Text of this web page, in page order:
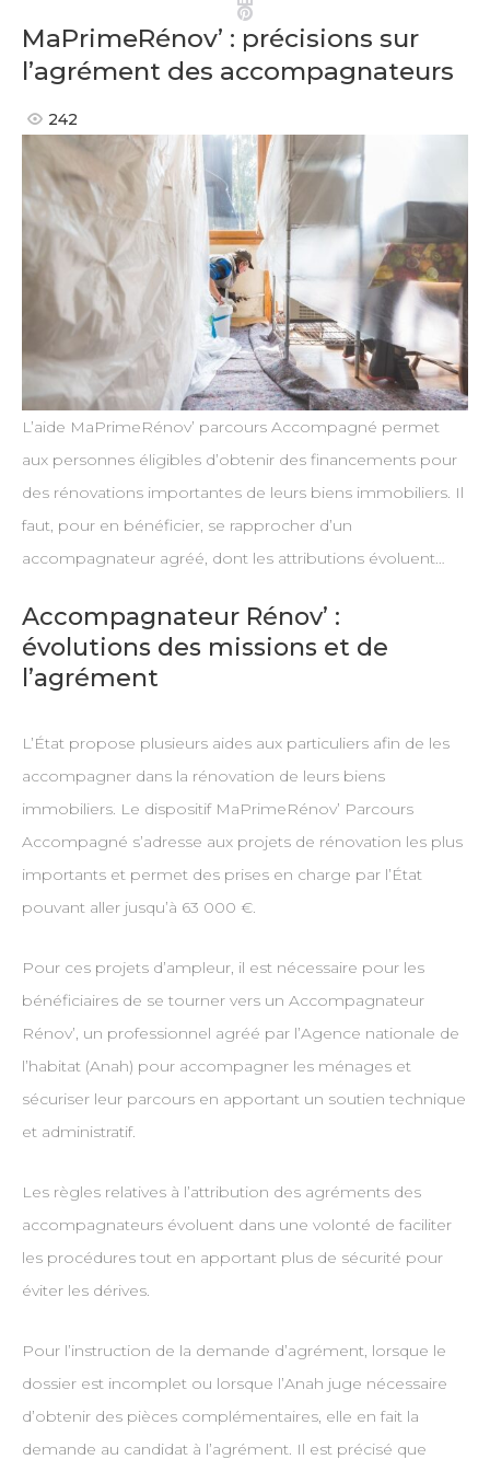
Pinterest
MaPrimeRénov’ : précisions sur
l’agrément des accompagnateurs
242
L’aide MaPrimeRénov’ parcours Accompagné permet
aux personnes éligibles d’obtenir des financements pour
des rénovations importantes de leurs biens immobiliers. Il
faut, pour en bénéficier, se rapprocher d’un
accompagnateur agréé, dont les attributions évoluent…
Accompagnateur Rénov’ :
évolutions des missions et de
l’agrément
L’État propose plusieurs aides aux particuliers afin de les
accompagner dans la rénovation de leurs biens
immobiliers. Le dispositif MaPrimeRénov’ Parcours
Accompagné s’adresse aux projets de rénovation les plus
importants et permet des prises en charge par l’État
pouvant aller jusqu’à 63 000 €.
Pour ces projets d’ampleur, il est nécessaire pour les
bénéficiaires de se tourner vers un Accompagnateur
Rénov’, un professionnel agréé par l’Agence nationale de
l’habitat (Anah) pour accompagner les ménages et
sécuriser leur parcours en apportant un soutien technique
et administratif.
Les règles relatives à l’attribution des agréments des
accompagnateurs évoluent dans une volonté de faciliter
les procédures tout en apportant plus de sécurité pour
éviter les dérives.
Pour l’instruction de la demande d’agrément, lorsque le
dossier est incomplet ou lorsque l’Anah juge nécessaire
d’obtenir des pièces complémentaires, elle en fait la
demande au candidat à l’agrément. Il est précisé que